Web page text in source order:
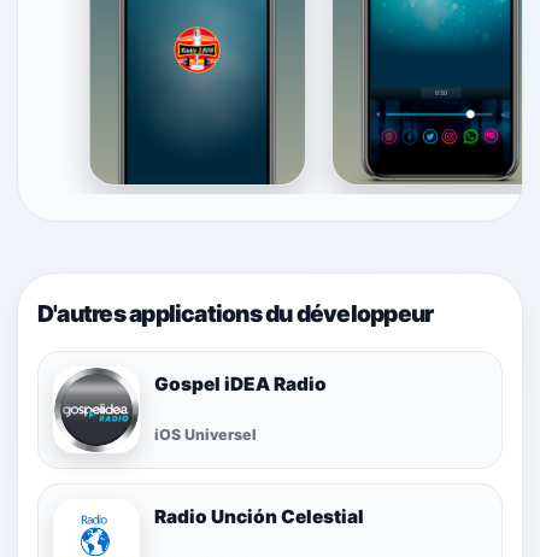
D'autres applications du développeur
Gospel iDEA Radio
iOS Universel
Radio Unción Celestial